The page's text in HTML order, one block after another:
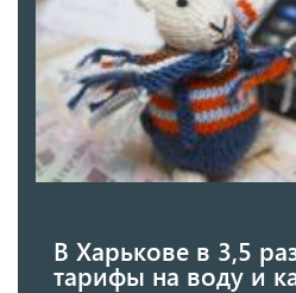
В Харькове в 3,5
тарифы на воду и